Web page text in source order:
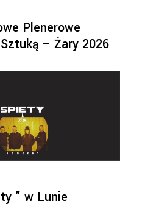
Plenerowe
– Żary 2026
” w Lunie